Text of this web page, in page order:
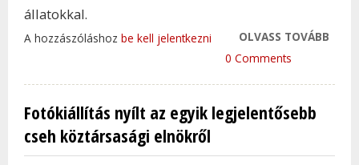
állatokkal.
OLVASS TOVÁBB
A hozzászóláshoz be kell jelentkezni
0 Comments
Fotókiállítás nyílt az egyik legjelentősebb
cseh köztársasági elnökről